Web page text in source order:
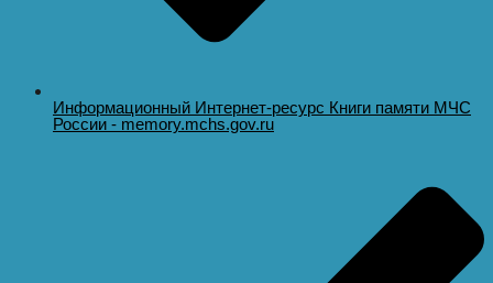
Информационный Интернет-ресурс Книги памяти МЧС
России - memory.mchs.gov.ru